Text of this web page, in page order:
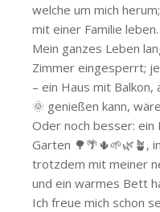
welche um mich
mit einer Familie leben.
Mein ganzes Leben
Zimmer eingesperrt;
– ein Haus mit Balkon,
🌞 genießen kann,
Oder noch besser: ein
Garten 🌳🌴🌵🌱🌿🪴,
trotzdem mit meiner
und ein warmes Bett
Ich freue mich schon